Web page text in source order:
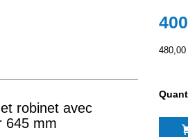
robinet avec
645 mm